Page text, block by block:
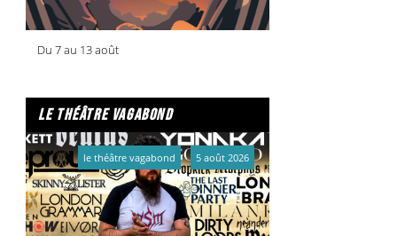
Du 7 au 13 août
le théâtre vagabond
le théâtre vagabond 5 août 2026